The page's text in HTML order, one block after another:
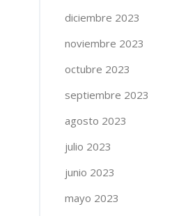
diciembre 2023
noviembre 2023
octubre 2023
septiembre 2023
agosto 2023
julio 2023
junio 2023
mayo 2023